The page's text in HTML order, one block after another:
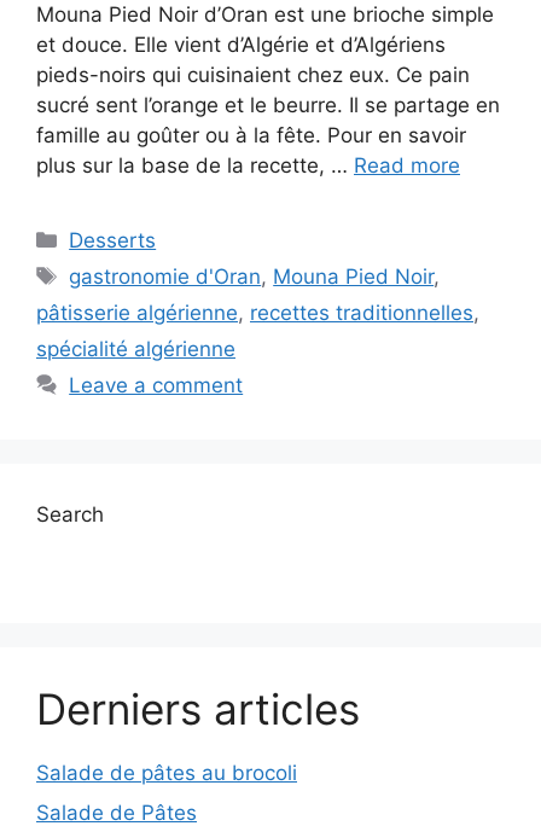
Mouna Pied Noir d’Oran est une brioche simple
et douce. Elle vient d’Algérie et d’Algériens
pieds-noirs qui cuisinaient chez eux. Ce pain
sucré sent l’orange et le beurre. Il se partage en
famille au goûter ou à la fête. Pour en savoir
plus sur la base de la recette, … Read more
Categories
Desserts
Tags
gastronomie d'Oran, Mouna Pied Noir,
pâtisserie algérienne, recettes traditionnelles,
spécialité algérienne
Leave a comment
Search
Derniers articles
Salade de pâtes au brocoli
Salade de Pâtes